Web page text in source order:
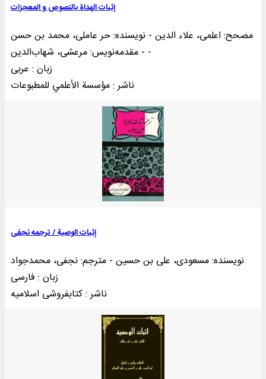
إثبات الهداة بالنصوص و المعجزات
مصحح: اعلمی، علاء الدین - نویسنده: حر عاملی، محمد بن حسن
- مقدمهنويس: مرعشی، شهاب‌الدین -
زبان : عربی
ناشر : مؤسسة الأعلمي للمطبوعات
إثبات الوصية / ترجمه نجفی
نویسنده: مسعودی، علی بن حسین - مترجم: نجفی، محمدجواد
زبان : فارسی
ناشر : کتابفروشی اسلاميه